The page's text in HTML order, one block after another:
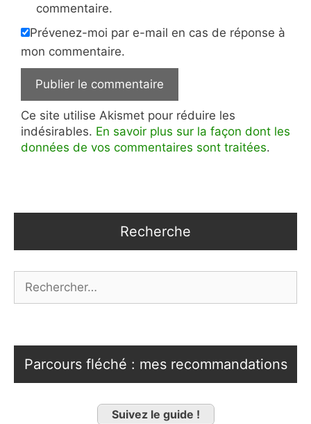
commentaire.
Prévenez-moi par e-mail en cas de réponse à
mon commentaire.
Ce site utilise Akismet pour réduire les
indésirables. En savoir plus sur la façon dont les
données de vos commentaires sont traitées.
Recherche
Parcours fléché : mes recommandations
Suivez le guide !